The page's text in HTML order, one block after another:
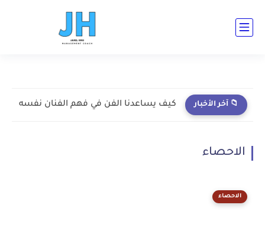
📁 آخر الأخبار كيف يساعدنا الفن في فهم الفنان نفسه
الاحصاء
الاحصاء